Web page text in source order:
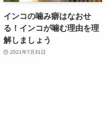
インコの噛み癖はなおせ
る！インコが噛む理由を理
解しましょう
2021年7月31日